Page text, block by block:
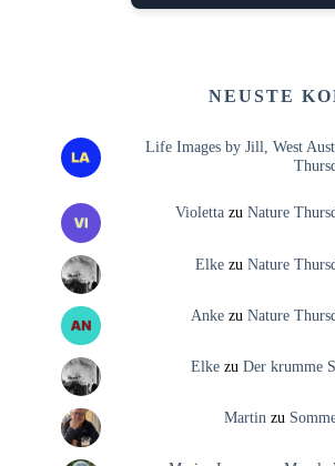
NEUSTE
Life Images by Jill, West
Violettazu Nature
Elkezu Nature
Ankezu Nature
Elkezu Der krumme
Martin zu